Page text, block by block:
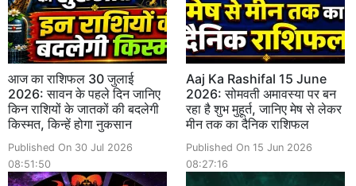
आज का राशिफल 30 जुलाई
2026: सावन के पहले दिन जानिए
किन राशियों के जातकों की बदलेगी
किस्मत, किन्हें होगा नुकसान
Published On 30 Jul 2026
08:51:50
Aaj Ka Rashifal 15 June
2026: सोमवती अमावस्या पर बन
रहा है शुभ मुहूर्त, जानिए मेष से लेकर
मीन तक का दैनिक राशिफल
Published On 15 Jun 2026
08:27:16